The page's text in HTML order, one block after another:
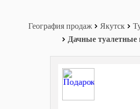
География продаж Якутск
Дачные туалетные